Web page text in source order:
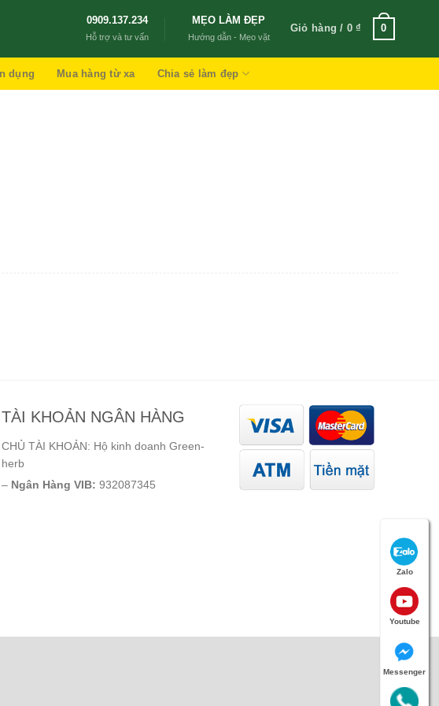
0909.137.234
Hỗ trợ và tư vấn
MẸO LÀM ĐẸP
Hướng dẫn - Mẹo vặt
Giỏ hàng / 0₫ 0
dụng Mua hàng từ xa Chia sẻ làm đẹp
TÀI KHOẢN NGÂN HÀNG
CHỦ TÀI KHOẢN: Hộ kinh doanh Green-
herb
– Ngân Hàng VIB: 932087345
Zalo
Youtube
Messenger